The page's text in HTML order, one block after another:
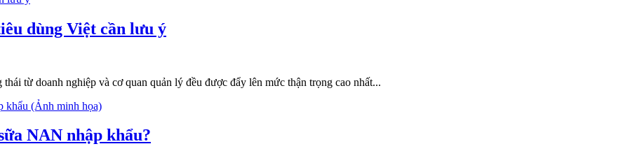
dùng Việt cần lưu ý
từ doanh nghiệp và cơ quan quản lý đều được đẩy lên mức thận trọng cao nhất...
NAN nhập khẩu?